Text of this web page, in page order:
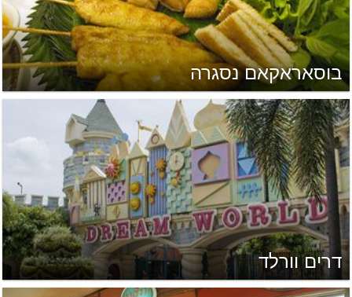
בוסאראקאם נסגרה
דרים וורלד